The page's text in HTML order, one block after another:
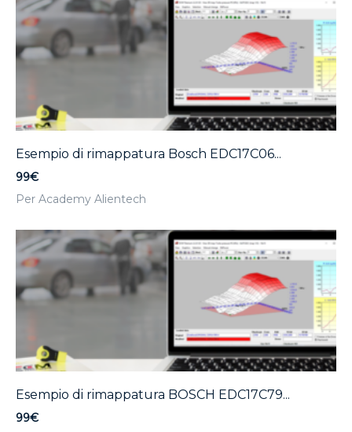
Esempio di rimappatura Bosch EDC17C06...
99€
Per Academy Alientech
Esempio di rimappatura BOSCH EDC17C79...
99€